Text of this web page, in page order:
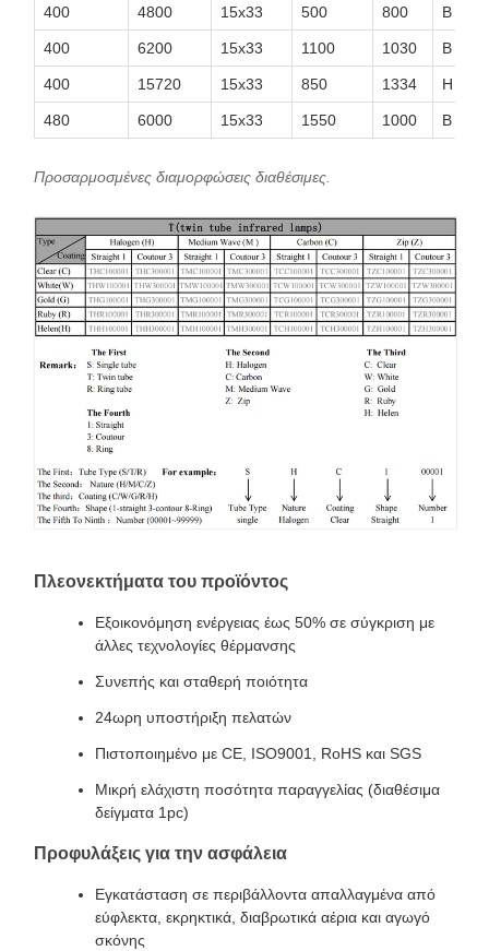
400 4800 15x33 500 800 Β
400 6200 15x33 1100 1030 Β
400 15720 15x33 850 1334 H
480 6000 15x33 1550 1000 Β
Προσαρμοσμένες διαμορφώσεις διαθέσιμες.
Πλεονεκτήματα του προϊόντος
Εξοικονόμηση ενέργειας έως 50% σε σύγκριση με
άλλες τεχνολογίες θέρμανσης
Συνεπής και σταθερή ποιότητα
24ωρη υποστήριξη πελατών
Πιστοποιημένο με CE, ISO9001, RoHS και SGS
Μικρή ελάχιστη ποσότητα παραγγελίας (διαθέσιμα
δείγματα 1pc)
Προφυλάξεις για την ασφάλεια
Εγκατάσταση σε περιβάλλοντα απαλλαγμένα από
εύφλεκτα, εκρηκτικά, διαβρωτικά αέρια και αγωγό
σκόνης